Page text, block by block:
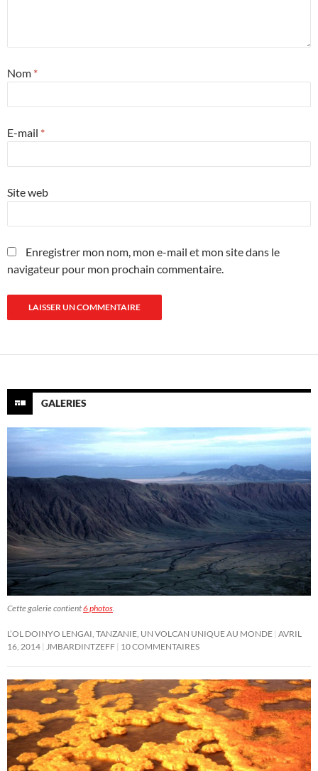
Nom *
E-mail *
Site web
Enregistrer mon nom, mon e-mail et mon site dans le
navigateur pour mon prochain commentaire.
GALERIES
Cette galerie contient6 photos
L’OL DOINYO LENGAI, TANZANIE, UN VOLCAN UNIQUE AU MONDE AVRIL
16, 2014
JMBARDINTZEFF 10 COMMENTAIRES